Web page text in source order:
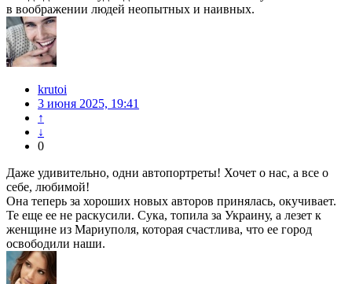
в воображении людей неопытных и наивных.
krutoi
3 июня 2025, 19:41
↑
↓
0
Даже удивительно, одни автопортреты! Хочет о нас, а все о
себе, любимой!
Она теперь за хороших новых авторов принялась, окучивает.
Те еще ее не раскусили. Сука, топила за Украину, а лезет к
женщине из Мариуполя, которая счастлива, что ее город
освободили наши.